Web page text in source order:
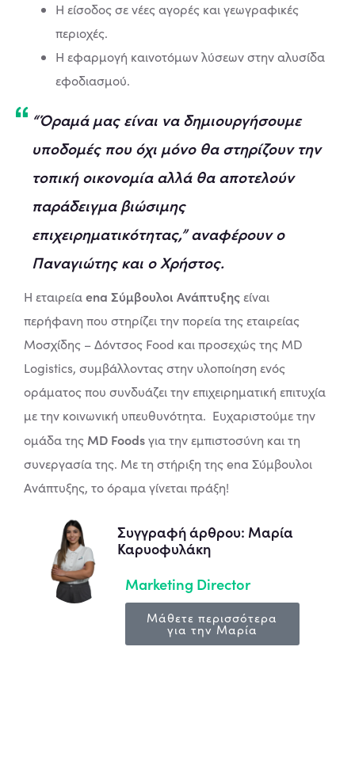
Η είσοδος σε νέες αγορές και γεωγραφικές
περιοχές.
Η εφαρμογή καινοτόμων λύσεων στην αλυσίδα
εφοδιασμού.
“Όραμά μας είναι να δημιουργήσουμε
υποδομές που όχι μόνο θα στηρίζουν την
τοπική οικονομία αλλά θα αποτελούν
παράδειγμα βιώσιμης
επιχειρηματικότητας,” αναφέρουν ο
Παναγιώτης και ο Χρήστος.
Η εταιρείαena Σύμβουλοι Ανάπτυξηςείναι
περήφανη που στηρίζει την πορεία της εταιρείας
Μοσχίδης – Δόντσος Food και προσεχώς της MD
Logistics, συμβάλλοντας στην υλοποίηση ενός
οράματος που συνδυάζει την επιχειρηματική επιτυχία
με την κοινωνική υπευθυνότητα. Ευχαριστούμε την
ομάδα της MD Foodsγια την εμπιστοσύνη και τη
συνεργασία της. Με τη στήριξη της ena Σύμβουλοι
Ανάπτυξης, το όραμα γίνεται πράξη!
Συγγραφή άρθρου: Μαρία
Καρυοφυλάκη
Marketing Director
Μάθετε περισσότερα
για την Μαρία